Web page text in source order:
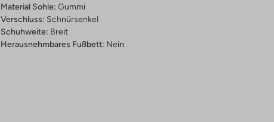
Material Sohle: Gummi
Verschluss: Schnürsenkel
Schuhweite: Breit
Herausnehmbares Fußbett: Nein